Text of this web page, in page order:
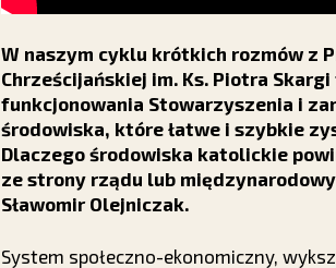
W naszym cyklu krótkich rozmów z
Chrześcijańskiej im. Ks. Piotra
funkcjonowania Stowarzyszenia i
środowiska, które łatwe i szybkie
Dlaczego środowiska katolickie
ze strony rządu lub
Sławomir Olejniczak.
System społeczno-ekonomiczny,